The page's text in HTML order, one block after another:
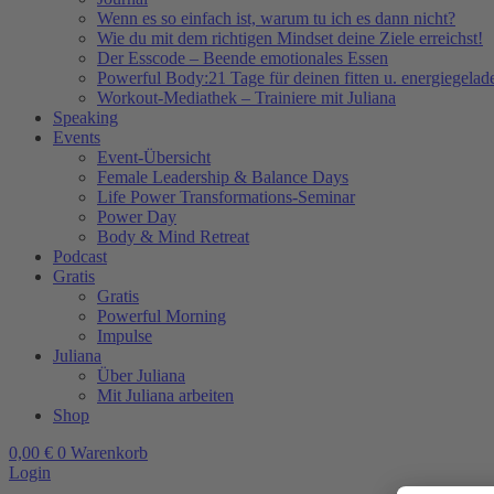
Wenn es so einfach ist, warum tu ich es dann nicht?
Wie du mit dem richtigen Mindset deine Ziele erreichst!
Der Esscode – Beende emotionales Essen
Powerful Body:21 Tage für deinen fitten u.
Workout-Mediathek – Trainiere mit Juliana
Speaking
Events
Event-Übersicht
Female Leadership & Balance Days
Life Power Transformations-Seminar
Power Day
Body & Mind Retreat
Podcast
Gratis
Gratis
Powerful Morning
Impulse
Juliana
Über Juliana
Mit Juliana arbeiten
Shop
0,00 € 0 Warenkorb
Login